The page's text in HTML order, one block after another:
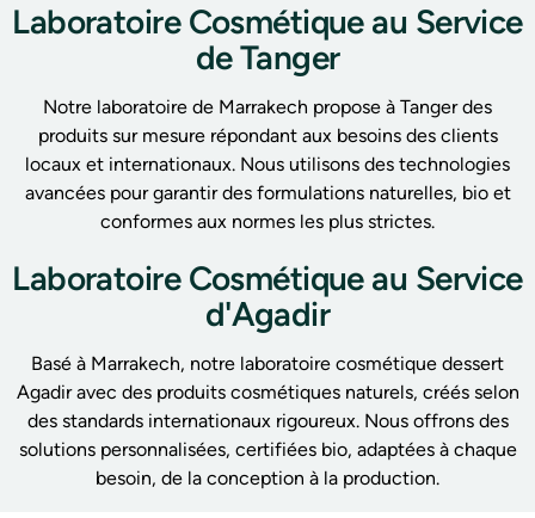
Laboratoire Cosmétique au Service
de Tanger
Notre laboratoire de Marrakech propose à Tanger des
produits sur mesure répondant aux besoins des clients
locaux et internationaux. Nous utilisons des technologies
avancées pour garantir des formulations naturelles, bio et
conformes aux normes les plus strictes.
Laboratoire Cosmétique au Service
d'Agadir
Basé à Marrakech, notre laboratoire cosmétique dessert
Agadir avec des produits cosmétiques naturels, créés selon
des standards internationaux rigoureux. Nous offrons des
solutions personnalisées, certifiées bio, adaptées à chaque
besoin, de la conception à la production.